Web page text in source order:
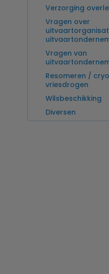
Verzorging
Vragen over
Vragen van
Resomeren /
vriesdrogen
Wilsbeschikking
Diversen